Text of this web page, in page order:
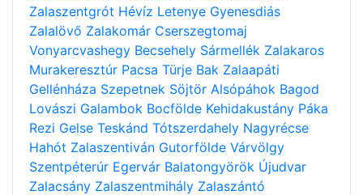
Zalaszentgrót Hévíz Letenye Gyenesdiás
Zalalövő Zalakomár Cserszegtomaj
Vonyarcvashegy Becsehely Sármellék Zalakaros
Murakeresztúr Pacsa Türje Bak Zalaapáti
Gellénháza Szepetnek Söjtör Alsópáhok Bagod
Lovászi Galambok Bocfölde Kehidakustány Páka
Rezi Gelse Teskánd Tótszerdahely Nagyrécse
Hahót Zalaszentiván Gutorfölde Várvölgy
Szentpéterúr Egervár Balatongyörök Újudvar
Zalacsány Zalaszentmihály Zalaszántó